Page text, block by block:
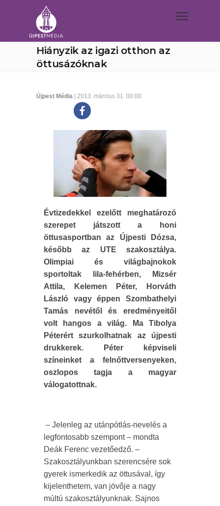
Hiányzik az igazi otthon az
öttusázóknak
Újpest Média | 2013. március 31. 00:00
Évtizedekkel ezelőtt meghatározó
szerepet játszott a honi
öttusasportban az Újpesti Dózsa,
később az UTE szakosztálya.
Olimpiai és világbajnokok
sportoltak lila-fehérben, Mizsér
Attila, Kelemen Péter, Horváth
László vagy éppen Szombathelyi
Tamás nevétől és eredményeitől
volt hangos a világ. Ma Tibolya
Péterért szurkolhatnak az újpesti
drukkerek. Péter képviseli
színeinket a felnőttversenyeken,
oszlopos tagja a magyar
válogatottnak.
– Jelenleg az utánpótlás-nevelés a
legfontosabb szempont – mondta
Deák Ferenc vezetőedző. –
Szakosztályunkban szerencsére sok
gyerek ismerkedik az öttusával, így
kijelenthetem, van jövője a nagy
múltú szakosztályunknak. Sajnos